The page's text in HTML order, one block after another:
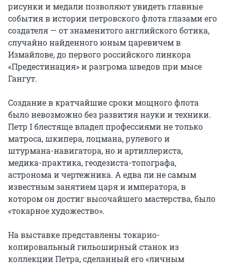
рисунки и медали позволяют увидеть главные
события в истории петровского флота глазами его
создателя — от знаменитого английского ботика,
случайно найденного юным царевичем в
Измайлове, до первого российского линкора
«Предестинация» и разгрома шведов при мысе
Гангут.
Создание в кратчайшие сроки мощного флота
было невозможно без развития науки и техники.
Петр I блестяще владел профессиями не только
матроса, шкипера, лоцмана, рулевого и
штурмана-навигатора, но и артиллериста,
медика-практика, геодезиста-топографа,
астронома и чертежника. А едва ли не самым
известным занятием царя и императора, в
котором он достиг высочайшего мастерства, было
«токарное художество».
На выставке представлены токарно-
копировальный гильоширный станок из
коллекции Петра, сделанный его «личным